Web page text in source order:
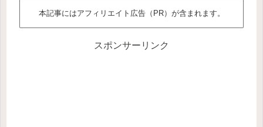
本記事にはアフィリエイト広告（PR）が含まれます。
スポンサーリンク